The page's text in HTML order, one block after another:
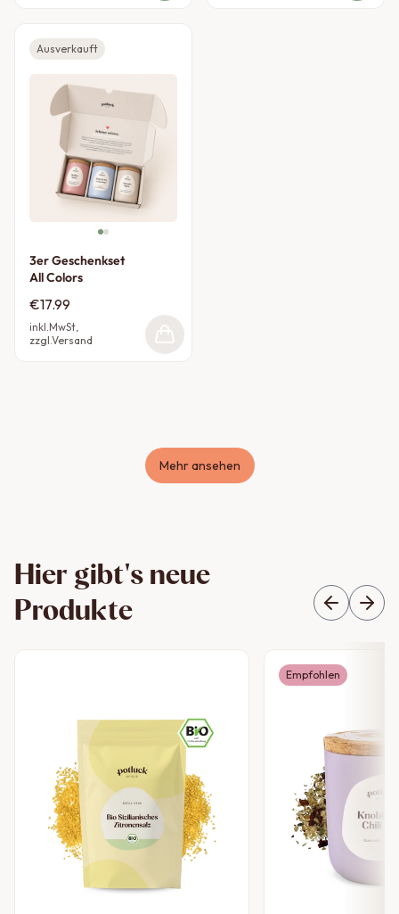
Ausverkauft
3er Geschenkset
All Colors
€17.99
inkl.MwSt,
zzgl.Versand
Mehr ansehen
Hier gibt's neue
Produkte
Empfohlen